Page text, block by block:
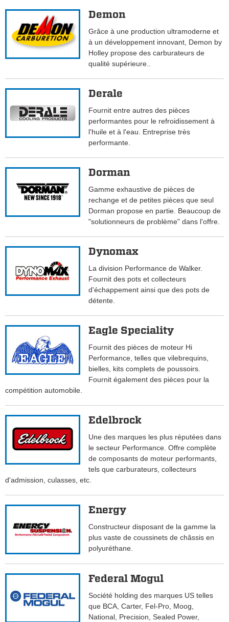
Demon
Grâce à une production ultramoderne et
à un développement innovant, Demon by
Holley propose des carburateurs de
qualité supérieure..
Derale
Fournit entre autres des pièces
performantes pour le refroidissement à
l'huile et à l'eau. Entreprise très
performante.
Dorman
Gamme exhaustive de pièces de
rechange et de petites pièces que seul
Dorman propose en partie. Beaucoup de
"solutionneurs de problème" dans l'offre.
Dynomax
La division Performance de Walker.
Fournit des pots et collecteurs
d'échappement ainsi que des pots de
détente.
Eagle Speciality
Fournit des pièces de moteur Hi
Performance, telles que vilebrequins,
bielles, kits complets de poussoirs.
Fournit également des pièces pour la
compétition automobile.
Edelbrock
Une des marques les plus réputées dans
le secteur Performance. Offre complète
de composants de moteur performants,
tels que carburateurs, collecteurs
d'admission, culasses, etc.
Energy
Constructeur disposant de la gamme la
plus vaste de coussinets de châssis en
polyuréthane.
Federal Mogul
Société holding des marques US telles
que BCA, Carter, Fel-Pro, Moog,
National, Precision, Sealed Power,